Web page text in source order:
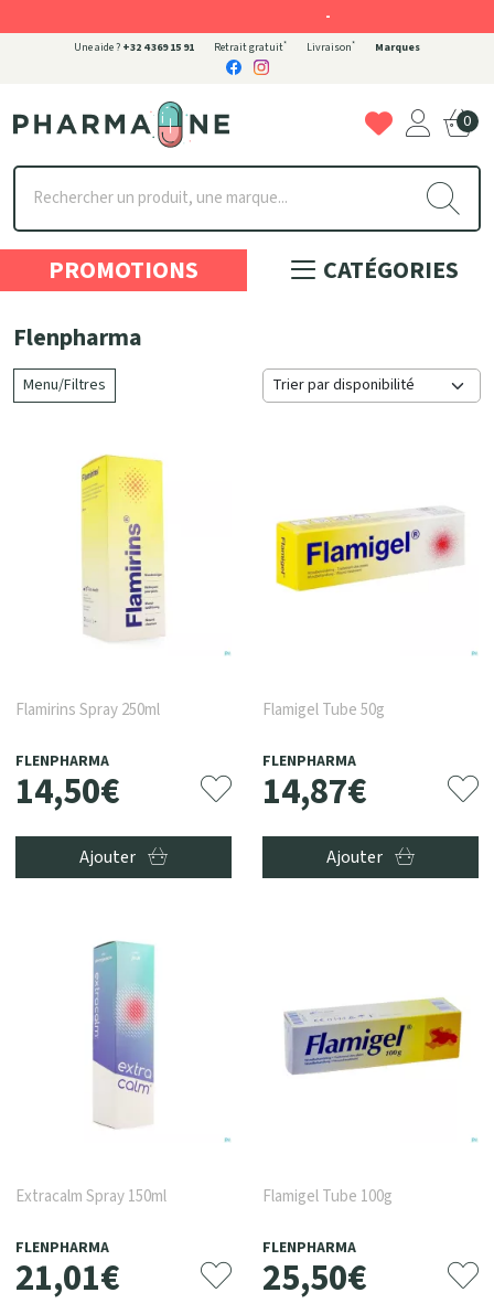
Une aide ? +32 4 369 15 91 Retrait gratuit* Livraison* Marques
Pharmaone Votre pharmacie en ligne à votre service
0
PROMOTIONS
CATÉGORIES
Flenpharma
Menu/Filtres
Flamirins Spray 250ml
FLENPHARMA
14,50€
Ajouter
Flamigel Tube 50g
FLENPHARMA
14,87€
Ajouter
Extracalm Spray 150ml
FLENPHARMA
21,01€
Flamigel Tube 100g
FLENPHARMA
25,50€